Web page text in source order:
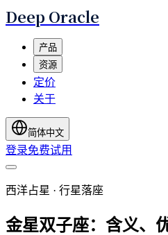
Deep Oracle
产品
资源
定价
关于
简体中文
登录免费试用
西洋占星 · 行星落座
金星双子座：含义、